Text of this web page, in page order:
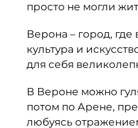
просто не могли
Верона – город,
культура и
для себя
В Вероне можно
потом по Арене,
любуясь